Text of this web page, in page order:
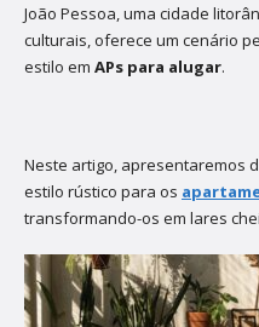
João Pessoa, uma cidade
culturais, oferece um cenário
estilo em APs para alugar.
Neste artigo, apresentaremos
estilo rústico para os
transformando-os em lares